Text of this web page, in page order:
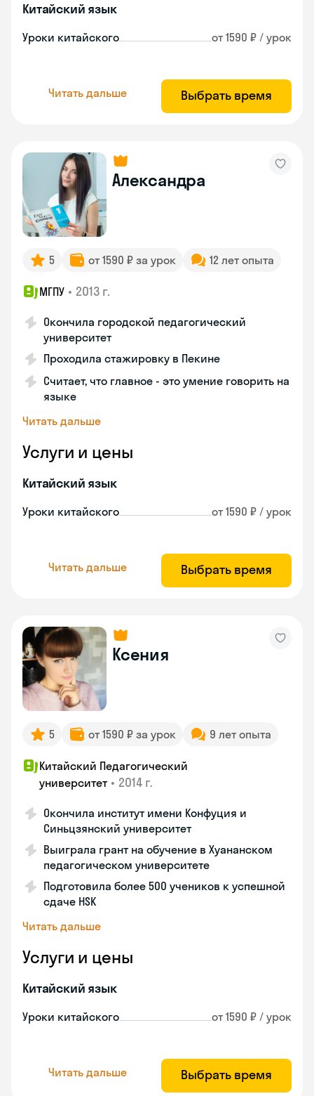
Китайский язык
Уроки китайского от 1590 ₽ / урок
Читать дальше Выбрать время
Александра
5 от 1590 ₽ за урок 12 лет опыта
МГПУ • 2013 г.
Окончила городской педагогический
университет
Проходила стажировку в Пекине
Считает, что главное - это умение говорить на
языке
Читать дальше
Услуги и цены
Китайский язык
Уроки китайского от 1590 ₽ / урок
Читать дальше Выбрать время
Ксения
5 от 1590 ₽ за урок 9 лет опыта
Китайский Педагогический
университет • 2014 г.
Окончила институт имени Конфуция и
Синьцзянский университет
Выиграла грант на обучение в Хуананском
педагогическом университете
Подготовила более 500 учеников к успешной
сдаче HSK
Читать дальше
Услуги и цены
Китайский язык
Уроки китайского от 1590 ₽ / урок
Читать дальше Выбрать время